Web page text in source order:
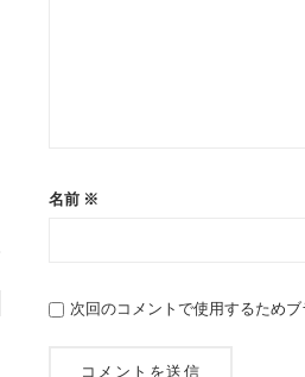
名前 ※
次回のコメントで使用するため